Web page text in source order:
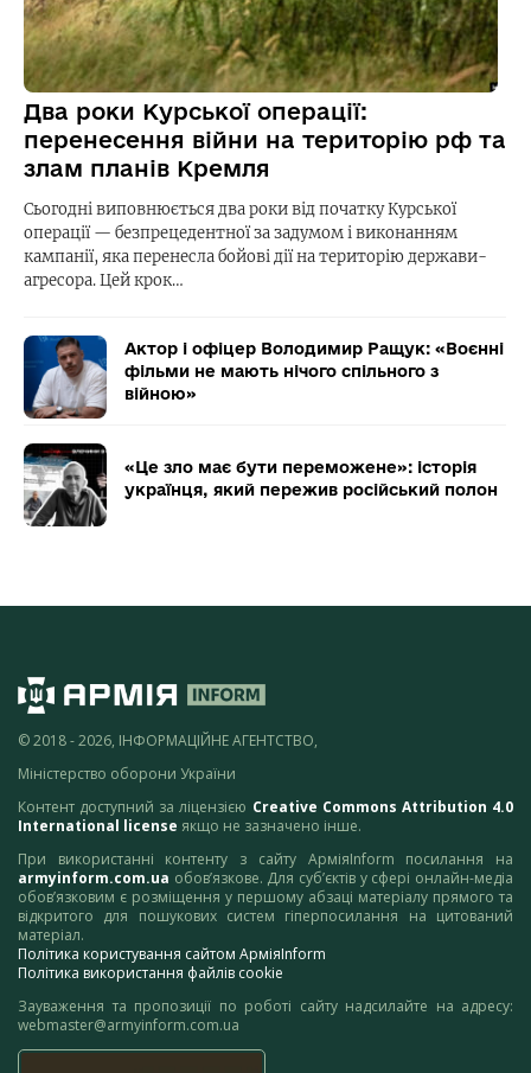
Два роки Курської операції:
перенесення війни на територію рф та
злам планів Кремля
Сьогодні виповнюється два роки від початку Курської
операції — безпрецедентної за задумом і виконанням
кампанії, яка перенесла бойові дії на територію держави-
агресора. Цей крок…
Актор і офіцер Володимир Ращук: «Воєнні
фільми не мають нічого спільного з
війною»
«Це зло має бути переможене»: історія
українця, який пережив російський полон
© 2018 - 2026, ІНФОРМАЦІЙНЕ АГЕНТСТВО,
Міністерство оборони України
Контент доступний за ліцензією Creative Commons Attribution 4.0
International license якщо не зазначено інше.
При використанні контенту з сайту АрміяInform посилання на
armyinform.com.ua обов’язкове. Для суб’єктів у сфері онлайн-медіа
обов’язковим є розміщення у першому абзаці матеріалу прямого та
відкритого для пошукових систем гіперпосилання на цитований
матеріал.
Політика користування сайтом АрміяInform
Політика використання файлів cookie
Зауваження та пропозиції по роботі сайту надсилайте на адресу:
webmaster@armyinform.com.ua